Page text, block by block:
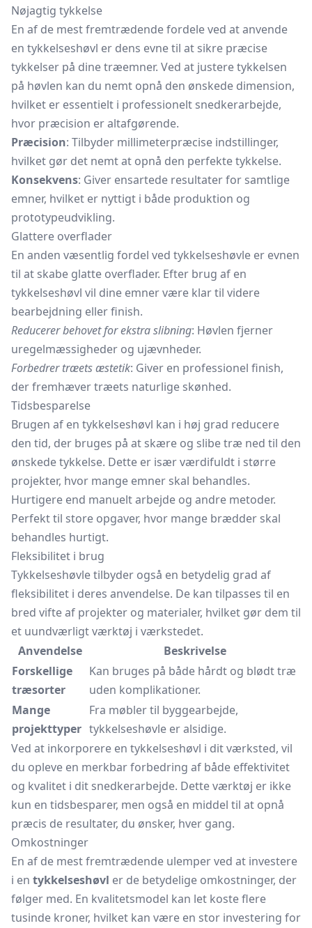
Nøjagtig tykkelse
En af de mest fremtrædende fordele ved at anvende
en tykkelseshøvl er dens evne til at sikre præcise
tykkelser på dine træemner. Ved at justere tykkelsen
på høvlen kan du nemt opnå den ønskede dimension,
hvilket er essentielt i professionelt snedkerarbejde,
hvor præcision er altafgørende.
Præcision: Tilbyder millimeterpræcise indstillinger,
hvilket gør det nemt at opnå den perfekte tykkelse.
Konsekvens: Giver ensartede resultater for samtlige
emner, hvilket er nyttigt i både produktion og
prototypeudvikling.
Glattere overflader
En anden væsentlig fordel ved tykkelseshøvle er evnen
til at skabe glatte overflader. Efter brug af en
tykkelseshøvl vil dine emner være klar til videre
bearbejdning eller finish.
Reducerer behovet for ekstra slibning: Høvlen fjerner
uregelmæssigheder og ujævnheder.
Forbedrer træets æstetik: Giver en professionel finish,
der fremhæver træets naturlige skønhed.
Tidsbesparelse
Brugen af en tykkelseshøvl kan i høj grad reducere
den tid, der bruges på at skære og slibe træ ned til den
ønskede tykkelse. Dette er især værdifuldt i større
projekter, hvor mange emner skal behandles.
Hurtigere end manuelt arbejde og andre metoder.
Perfekt til store opgaver, hvor mange brædder skal
behandles hurtigt.
Fleksibilitet i brug
Tykkelseshøvle tilbyder også en betydelig grad af
fleksibilitet i deres anvendelse. De kan tilpasses til en
bred vifte af projekter og materialer, hvilket gør dem til
et uundværligt værktøj i værkstedet.
Anvendelse
Beskrivelse
Forskellige
træsorter
Kan bruges på både hårdt og blødt træ
uden komplikationer.
Mange
projekttyper
Fra møbler til byggearbejde,
tykkelseshøvle er alsidige.
Ved at inkorporere en tykkelseshøvl i dit værksted, vil
du opleve en merkbar forbedring af både effektivitet
og kvalitet i dit snedkerarbejde. Dette værktøj er ikke
kun en tidsbesparer, men også en middel til at opnå
præcis de resultater, du ønsker, hver gang.
Omkostninger
En af de mest fremtrædende ulemper ved at investere
i en tykkelseshøvl er de betydelige omkostninger, der
følger med. En kvalitetsmodel kan let koste flere
tusinde kroner, hvilket kan være en stor investering for